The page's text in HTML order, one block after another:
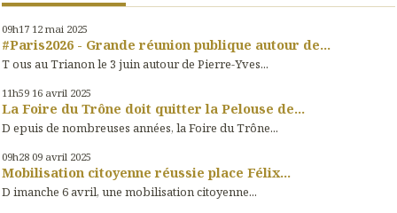
09h17 12 mai 2025
#Paris2026 - Grande réunion publique autour de...
T ous au Trianon le 3 juin autour de Pierre-Yves...
11h59 16 avril 2025
La Foire du Trône doit quitter la Pelouse de...
D epuis de nombreuses années, la Foire du Trône...
09h28 09 avril 2025
Mobilisation citoyenne réussie place Félix...
D imanche 6 avril, une mobilisation citoyenne...